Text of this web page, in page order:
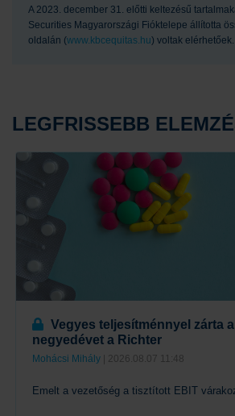
A 2023. december 31. előtti keltezésű
Securities Magyarországi Fióktelepe állította
oldalán (www.kbcequitas.hu) voltak elérhetőek.
LEGFRISSEBB
Vegyes teljesítménnyel zárta
negyedévet a Richter
Mohácsi Mihály | 2026.08.07 11:48
Emelt a vezetőség a tisztított EBIT